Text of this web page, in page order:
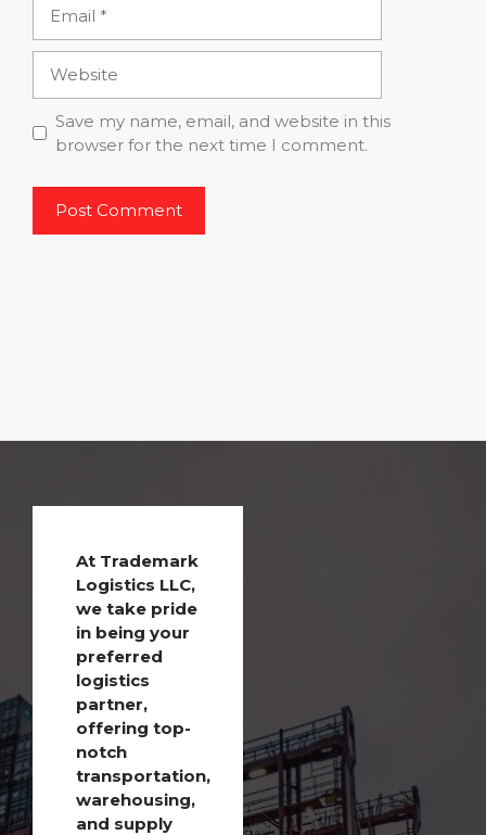
Save my name, email, and website in this
browser for the next time I comment.
At Trademark
Logistics LLC,
we take pride
in being your
preferred
logistics
partner,
offering top-
notch
transportation,
warehousing,
and supply